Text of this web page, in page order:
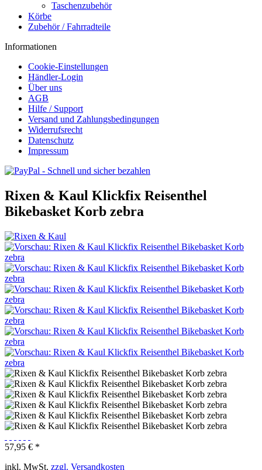
Taschenzubehör
Körbe
Zubehör / Fahrradteile
Informationen
Cookie-Einstellungen
Händler-Login
Über uns
AGB
Hilfe / Support
Versand und Zahlungsbedingungen
Widerrufsrecht
Datenschutz
Impressum
Rixen & Kaul Klickfix Reisenthel
Bikebasket Korb zebra
57,95 € *
inkl. MwSt. zzgl. Versandkosten